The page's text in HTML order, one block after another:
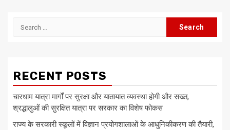
Search
RECENT POSTS
चारधाम यात्रा मार्गों पर सुरक्षा और यातायात व्यवस्था होगी और सख्त,
श्रद्धालुओं की सुरक्षित यात्रा पर सरकार का विशेष फोकस
राज्य के सरकारी स्कूलों में विज्ञान प्रयोगशालाओं के आधुनिकीकरण की तैयारी,